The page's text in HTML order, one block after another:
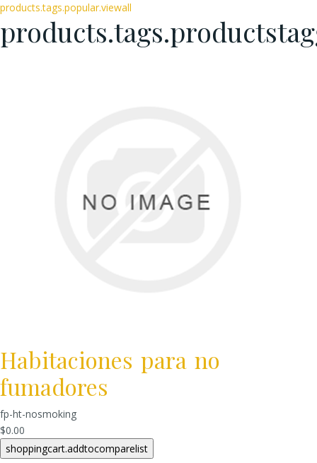
products.tags.popular.viewall
Habitaciones para no
fumadores
fp-ht-nosmoking
$0.00